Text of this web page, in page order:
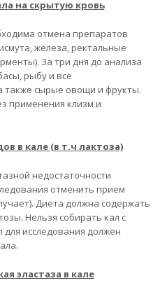
на скрытую кровь
отмена препаратов
железа, ректальные
За три дня до анализа
рыбу и все
также сырые овощи и фрукты.
применения клизм и
в кале (в т.ч лактоза)
недостаточности
отменить прием
Диета должна содержать
Нельзя собирать кал с
для исследования должен
эластаза в кале